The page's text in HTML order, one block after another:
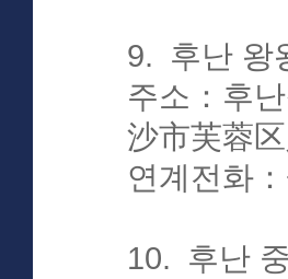
9. 후난 왕
주소：후
沙市芙蓉
연계전화
10. 후난